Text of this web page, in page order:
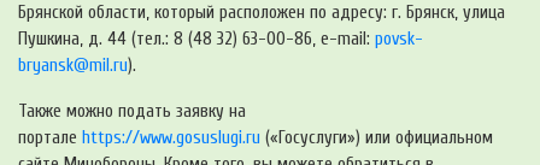
Брянской области, который расположен по адресу: г. Брянск, улица
Пушкина, д. 44 (тел.: 8 (48 32) 63-00-86, e-mail: povsk-
bryansk@mil.ru).
Также можно подать заявку на
портале https://www.gosuslugi.ru («Госуслуги») или официальном